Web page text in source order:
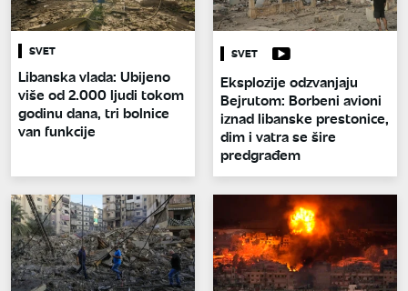
SVET
Libanska vlada: Ubijeno
više od 2.000 ljudi tokom
godinu dana, tri bolnice
van funkcije
SVET
Eksplozije odzvanjaju
Bejrutom: Borbeni avioni
iznad libanske prestonice,
dim i vatra se šire
predgrađem